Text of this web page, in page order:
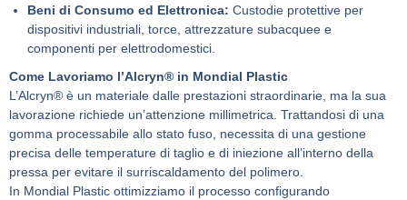
Beni di Consumo ed Elettronica: Custodie protettive per
dispositivi industriali, torce, attrezzature subacquee e
componenti per elettrodomestici.
Come Lavoriamo l’Alcryn® in Mondial Plastic
L’Alcryn® è un materiale dalle prestazioni straordinarie, ma la sua
lavorazione richiede un’attenzione millimetrica. Trattandosi di una
gomma processabile allo stato fuso, necessita di una gestione
precisa delle temperature di taglio e di iniezione all’interno della
pressa per evitare il surriscaldamento del polimero.
In Mondial Plastic ottimizziamo il processo configurando